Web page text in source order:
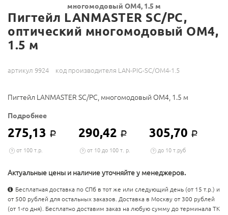
Пигтейл LANMASTER SC/PC,
оптический многомодовый OM4,
1.5 м
артикул 9924 код производителя LAN-PIG-SC/OM4-1.5
Пигтейл LANMASTER SC/PC, многомодовый OM4, 1.5 м
Подробнее
275,13 Р 290,42 Р 305,70 Р
от 100 т.р. от 10 до 100 т. р. до 10 т.руб
Актуальные цены и наличие уточняйте у менеджеров.
Бесплатная доставка по СПб в тот же или следующий день (от 15 т.р.) и
от 500 рублей для остальных заказов. Доставка в Москву от 300 рублей
(от 1-го дня). Бесплатно доставим заказ на любую сумму до терминала ТК